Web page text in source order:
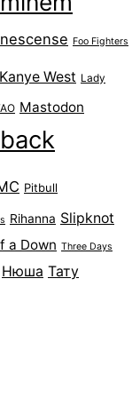
Foo Fighters
Kanye West Lady
Mastodon
Pitbull
Rihanna Slipknot
a Down Three Days
Нюша Тату